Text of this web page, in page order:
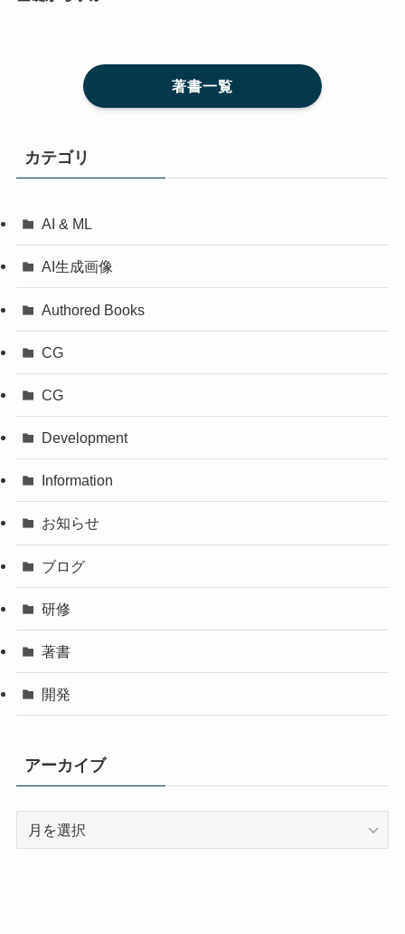
著書一覧
カテゴリ
AI & ML
AI生成画像
Authored Books
CG
CG
Development
Information
お知らせ
ブログ
研修
著書
開発
アーカイブ